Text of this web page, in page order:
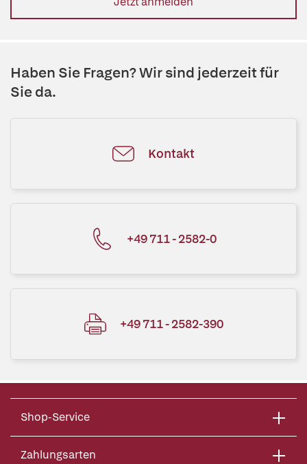
Haben Sie Fragen? Wir sind jederzeit für
Sie da.
Kontakt
+49 711 - 2582-0
+49 711 - 2582-390
Shop-Service
Zahlungsarten